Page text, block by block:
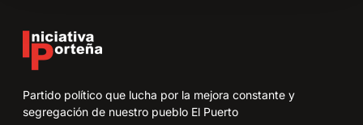
Partido político que lucha por la mejora constante y
segregación de nuestro pueblo El Puerto